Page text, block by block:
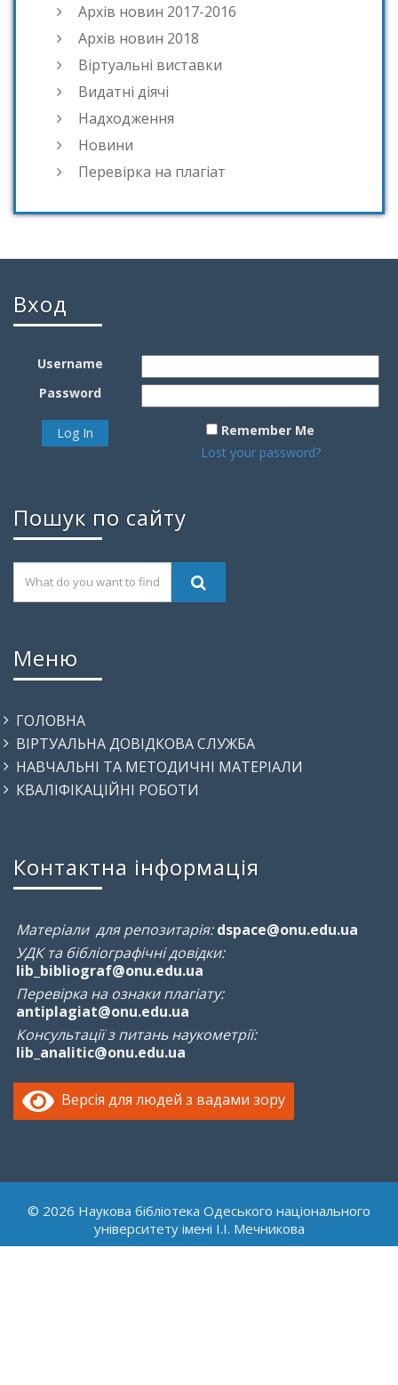
Архів новин 2017-2016
Архів новин 2018
Віртуальні виставки
Видатні діячі
Надходження
Новини
Перевірка на плагіат
Вход
Username
Password
Remember Me
Lost your password?
Пошук по сайту
Меню
ГОЛОВНА
ВІРТУАЛЬНА ДОВІДКОВА СЛУЖБА
НАВЧАЛЬНІ ТА МЕТОДИЧНІ МАТЕРІАЛИ
КВАЛІФІКАЦІЙНІ РОБОТИ
Контактна інформація
Матеріали для репозитарія: dspace@onu.edu.ua
УДК та бібліографічні довідки:
lib_bibliograf@onu.edu.ua
Перевірка на ознаки плагіату:
antiplagiat@onu.edu.ua
Консультації з питань наукометрії:
lib_analitic@onu.edu.ua
Версія для людей з вадами зору
© 2026 Наукова бібліотека Одеського національного
університету імені І.І. Мечникова